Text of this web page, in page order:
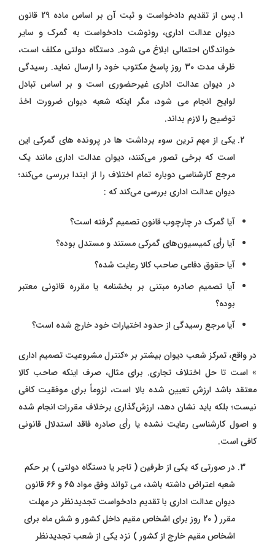
پس از تقدیم دادخواست و ثبت آن بر اساس ماده 29 قانون
دیوان عدالت اداری، رونوشت دادخواست به گمرک و سایر
خواندگان احتمالی ابلاغ می شود. دستگاه دولتی مکلف است،
ظرف مدت 30 روز پاسخ مکتوب خود را ارسال نماید. رسیدگی
در دیوان عدالت اداری غیرحضوری است و بر اساس تبادل
لوایح انجام می شود، مگر اینکه شعبه دیوان ضرورت اخذ
توضیح را لازم بداند.
یکی از مهم‌ ترین سوء برداشت‌ ها در پرونده‌ های گمرکی این
است که برخی تصور می‌کنند، دیوان عدالت اداری مانند یک
مرجع کارشناسی دوباره تمام اختلاف را از ابتدا بررسی می‌کند؛
دیوان عدالت اداری بررسی می‌کند که :
آیا گمرک در چارچوب قانون تصمیم گرفته است؟
آیا رأی کمیسیون‌های گمرکی مستند و مستدل بوده؟
آیا حقوق دفاعی صاحب کالا رعایت شده؟
آیا تصمیم صادره مبتنی بر بخشنامه یا مقرره قانونی معتبر
بوده؟
آیا مرجع رسیدگی از حدود اختیارات خود خارج شده است؟
در واقع، تمرکز شعب دیوان بیشتر بر «کنترل مشروعیت تصمیم اداری
» است تا حل اختلاف تجاری. برای مثال، صرف اینکه صاحب کالا
معتقد باشد ارزش تعیین‌ شده بالا است، لزوماً برای موفقیت کافی
نیست؛ بلکه باید نشان دهد، ارزش‌گذاری برخلاف مقررات انجام شده
و اصول کارشناسی رعایت نشده یا رأی صادره فاقد استدلال قانونی
کافی است.
در صورتی که یکی از طرفین ( تاجر یا دستگاه دولتی ) بر حکم
شعبه اعتراض داشته باشد، می تواند وفق مواد 65 و 66 قانون
دیوان عدالت اداری با تقدیم دادخواست تجدیدنظر در مهلت
مقرر ( 20 روز برای اشخاص مقیم داخل کشور و شش ماه برای
اشخاص مقیم خارج از کشور ) نزد یکی از شعب تجدیدنظر